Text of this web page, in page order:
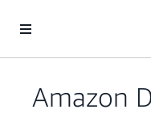
Amazon